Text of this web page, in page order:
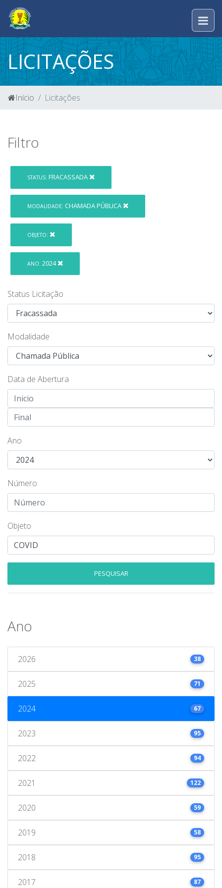
LICITAÇÕES
Início Licitações
Filtro
STATUS: FRACASSADA
MODALIDADE: CHAMADA PÚBLICA
OBJETO:
ANO: 2024
Status Licitação
Modalidade
Data de Abertura
Ano
Número
Objeto
PESQUISAR
Ano
2026 38
2025 71
2024 67
2023 95
2022 94
2021 122
2020 59
2019 58
2018 95
2017 87